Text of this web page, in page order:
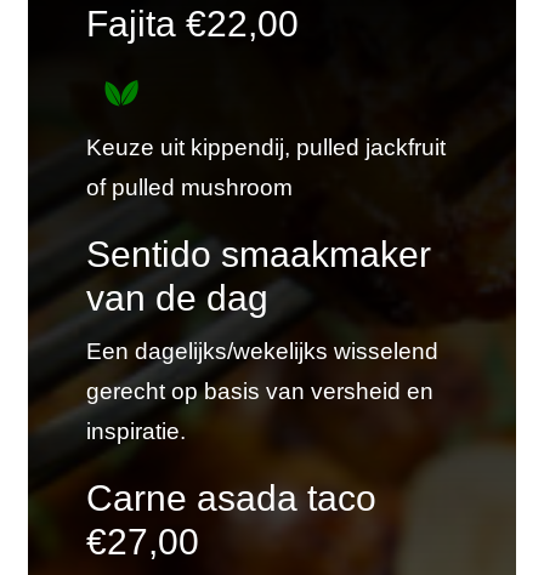
Fajita €22,00
Keuze uit kippendij, pulled jackfruit
of pulled mushroom
Sentido smaakmaker
van de dag
Een dagelijks/wekelijks wisselend
gerecht op basis van versheid en
inspiratie.
Carne asada taco
€27,00